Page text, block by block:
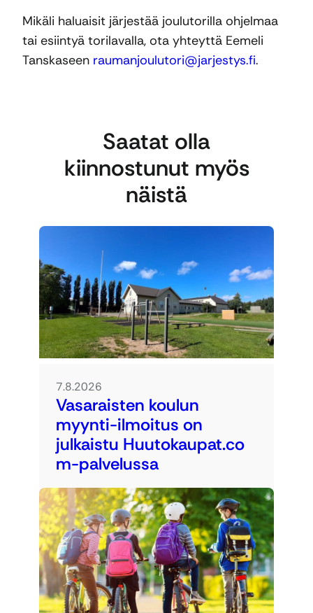
Mikäli haluaisit järjestää joulutorilla ohjelmaa
tai esiintyä torilavalla, ota yhteyttä Eemeli
Tanskaseen raumanjoulutori@jarjestys.fi.
Saatat olla
kiinnostunut myös
näistä
7.8.2026
Vasaraisten koulun
myynti-ilmoitus on
julkaistu Huutokaupat.co
m-palvelussa